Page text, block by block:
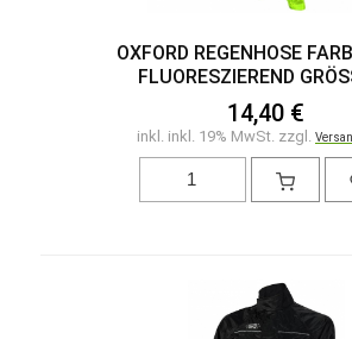
OXFORD REGENHOSE
FLUORESZIEREND
14,40 €
inkl. inkl. 19% MwSt. zzgl.